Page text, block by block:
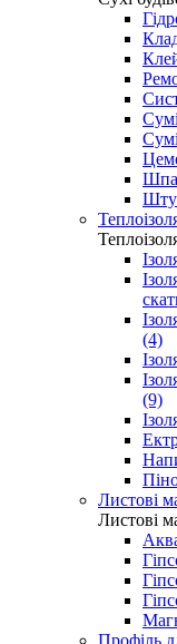
(4)
(9)
Листові
Листові
Профіль